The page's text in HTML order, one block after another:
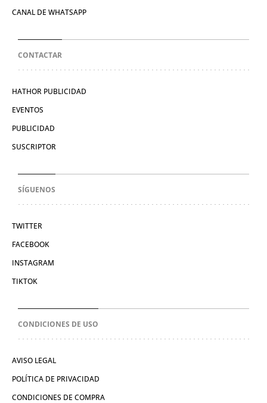
CANAL DE WHATSAPP
CONTACTAR
HATHOR PUBLICIDAD
EVENTOS
PUBLICIDAD
SUSCRIPTOR
SÍGUENOS
TWITTER
FACEBOOK
INSTAGRAM
TIKTOK
CONDICIONES DE USO
AVISO LEGAL
POLÍTICA DE PRIVACIDAD
CONDICIONES DE COMPRA